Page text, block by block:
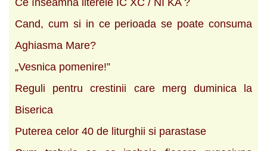
Cand, cum si in ce perioada se poate consuma
Aghiasma Mare?
„Vesnica pomenire!”
Reguli pentru crestinii care merg duminica la
Biserica
Puterea celor 40 de liturghii si parastase